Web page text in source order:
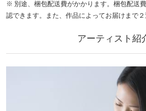
※ 別途、梱包配送費がかかります。梱包配送
認できます。また、作品によってお届けまで２
アーティスト紹